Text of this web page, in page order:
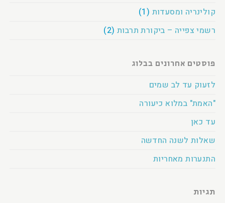
קולינריה ומסעדות (1)
רשמי צפייה – ביקורת תרבות (2)
פוסטים אחרונים בבלוג
לזעוק עד לב שמים
"האמת" במלוא כיעורה
עד כאן
שאלות לשנה החדשה
התנערות מאחריות
תגיות